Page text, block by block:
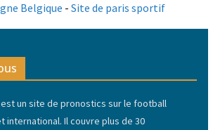
Belgique - Site de paris sportif
un site de pronostics sur le football
international. Il couvre plus de 30